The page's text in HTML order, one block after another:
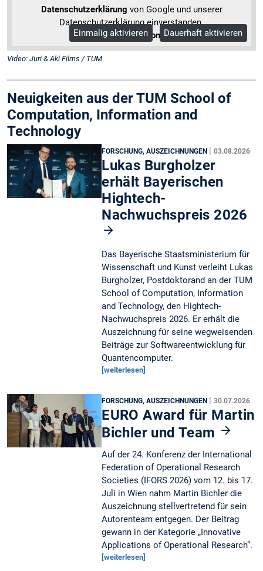
Datenschutzerklärung von Google und unserer
Datenschutzerklärung einverstanden.
Mehr Informationen
Einmalig aktivieren Dauerhaft aktivieren
Video: Juri & Aki Films / TUM
Neuigkeiten aus der TUM School of
Computation, Information and
Technology
FORSCHUNG, AUSZEICHNUNGEN |03.08.2026
Lukas Burgholzer
erhält Bayerischen
Hightech-
Nachwuchspreis 2026
Das Bayerische Staatsministerium für
Wissenschaft und Kunst verleiht Lukas
Burgholzer, Postdoktorand an der TUM
School of Computation, Information
and Technology, den Hightech-
Nachwuchspreis 2026. Er erhält die
Auszeichnung für seine wegweisenden
Beiträge zur Softwareentwicklung für
Quantencomputer.
[weiterlesen]
FORSCHUNG, AUSZEICHNUNGEN |30.07.2026
EURO Award für Martin
Bichler und Team
Auf der 24. Konferenz der International
Federation of Operational Research
Societies (IFORS 2026) vom 12. bis 17.
Juli in Wien nahm Martin Bichler die
Auszeichnung stellvertretend für sein
Autorenteam entgegen. Der Beitrag
gewann in der Kategorie „Innovative
Applications of Operational Research“.
[weiterlesen]